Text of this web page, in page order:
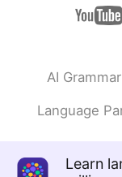
AI Grammar
Language
Learn